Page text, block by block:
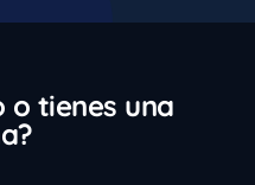
o tienes una